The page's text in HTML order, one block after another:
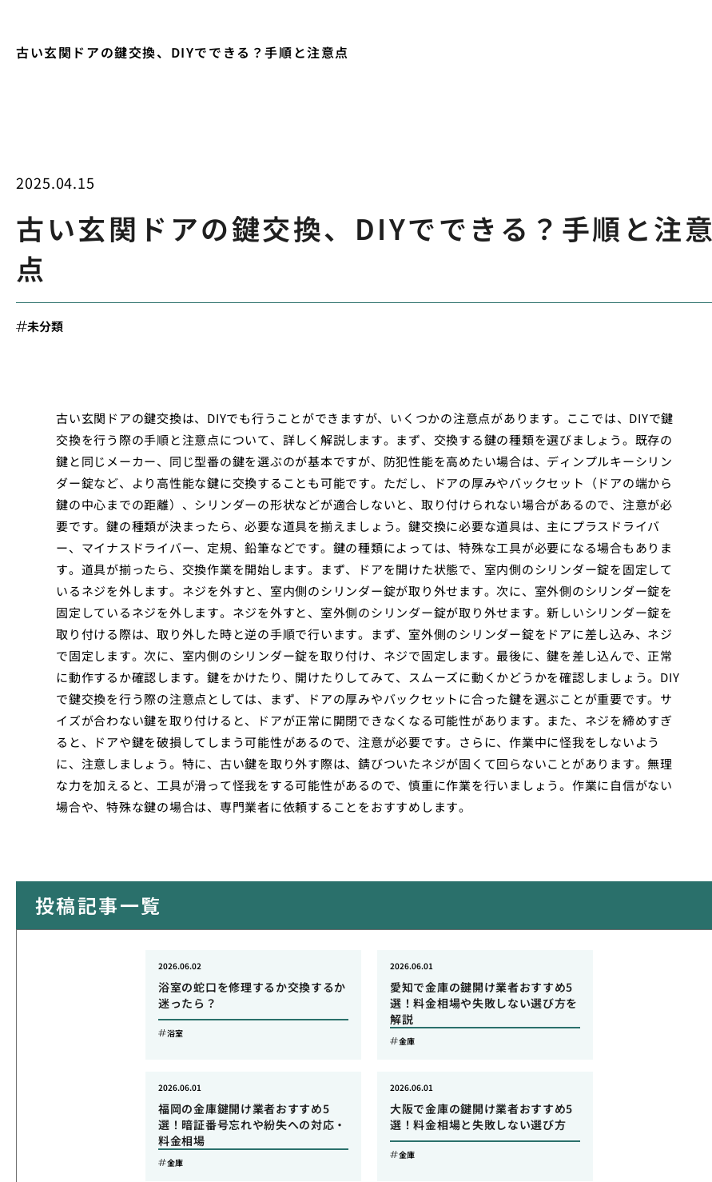
古い玄関ドアの鍵交換、DIYでできる？手順と注意点
2025.04.15
古い玄関ドアの鍵交換、DIYでできる？手順と注意
点
未分類
古い玄関ドアの鍵交換は、DIYでも行うことができますが、いくつかの注意点があります。ここでは、DIYで鍵
交換を行う際の手順と注意点について、詳しく解説します。まず、交換する鍵の種類を選びましょう。既存の
鍵と同じメーカー、同じ型番の鍵を選ぶのが基本ですが、防犯性能を高めたい場合は、ディンプルキーシリン
ダー錠など、より高性能な鍵に交換することも可能です。ただし、ドアの厚みやバックセット（ドアの端から
鍵の中心までの距離）、シリンダーの形状などが適合しないと、取り付けられない場合があるので、注意が必
要です。鍵の種類が決まったら、必要な道具を揃えましょう。鍵交換に必要な道具は、主にプラスドライバ
ー、マイナスドライバー、定規、鉛筆などです。鍵の種類によっては、特殊な工具が必要になる場合もありま
す。道具が揃ったら、交換作業を開始します。まず、ドアを開けた状態で、室内側のシリンダー錠を固定して
いるネジを外します。ネジを外すと、室内側のシリンダー錠が取り外せます。次に、室外側のシリンダー錠を
固定しているネジを外します。ネジを外すと、室外側のシリンダー錠が取り外せます。新しいシリンダー錠を
取り付ける際は、取り外した時と逆の手順で行います。まず、室外側のシリンダー錠をドアに差し込み、ネジ
で固定します。次に、室内側のシリンダー錠を取り付け、ネジで固定します。最後に、鍵を差し込んで、正常
に動作するか確認します。鍵をかけたり、開けたりしてみて、スムーズに動くかどうかを確認しましょう。DIY
で鍵交換を行う際の注意点としては、まず、ドアの厚みやバックセットに合った鍵を選ぶことが重要です。サ
イズが合わない鍵を取り付けると、ドアが正常に開閉できなくなる可能性があります。また、ネジを締めすぎ
ると、ドアや鍵を破損してしまう可能性があるので、注意が必要です。さらに、作業中に怪我をしないよう
に、注意しましょう。特に、古い鍵を取り外す際は、錆びついたネジが固くて回らないことがあります。無理
な力を加えると、工具が滑って怪我をする可能性があるので、慎重に作業を行いましょう。作業に自信がない
場合や、特殊な鍵の場合は、専門業者に依頼することをおすすめします。
投稿記事一覧
浴室の蛇口を修理するか交換するか
迷ったら？
2026.06.02
浴室
愛知で金庫の鍵開け業者おすすめ5
選！料金相場や失敗しない選び方を
解説
2026.06.01
金庫
福岡の金庫鍵開け業者おすすめ5
選！暗証番号忘れや紛失への対応・
料金相場
2026.06.01
金庫
大阪で金庫の鍵開け業者おすすめ5
選！料金相場と失敗しない選び方
2026.06.01
金庫